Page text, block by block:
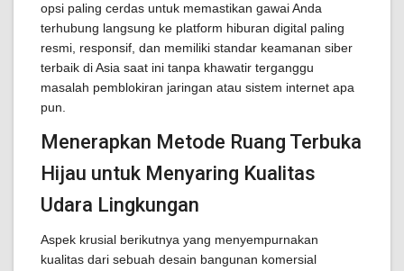
opsi paling cerdas untuk memastikan gawai Anda
terhubung langsung ke platform hiburan digital paling
resmi, responsif, dan memiliki standar keamanan siber
terbaik di Asia saat ini tanpa khawatir terganggu
masalah pemblokiran jaringan atau sistem internet apa
pun.
Menerapkan Metode Ruang Terbuka
Hijau untuk Menyaring Kualitas
Udara Lingkungan
Aspek krusial berikutnya yang menyempurnakan
kualitas dari sebuah desain bangunan komersial